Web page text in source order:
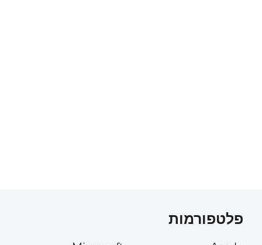
פלטפורמות